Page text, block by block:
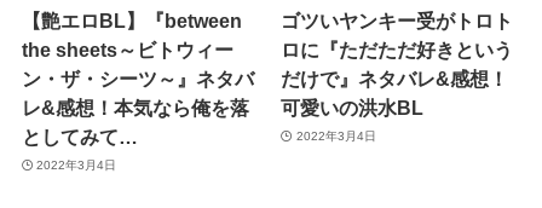
【艶エロBL】『between
the sheets～ビトウィー
ン・ザ・シーツ～』ネタバ
レ&感想！本気なら俺を落
としてみて…
2022年3月4日
ゴツいヤンキー受がトロト
ロに『ただただ好きという
だけで』ネタバレ&感想！
可愛いの洪水BL
2022年3月4日